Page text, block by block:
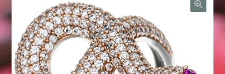
Datenschutz
Geschenke zu Ostern 2023
Geschenke zu Ostern 2024